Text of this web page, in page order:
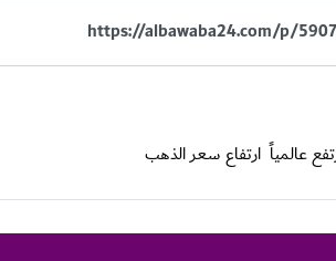
عالمياً ارتفاع سعر الذهب